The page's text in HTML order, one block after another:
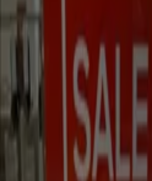
Schnäppchen
und Accessoires
Parfümerie
Baumärkte und
Biomärkte
und Baby
Auto, Motorrad und
Kaufhäuser Reisen und
Hörzentren
Restaurants Bücher
und Versicherungen
Kleidung, Schuhe
Braunschweig -
Rabatt und Kataloge